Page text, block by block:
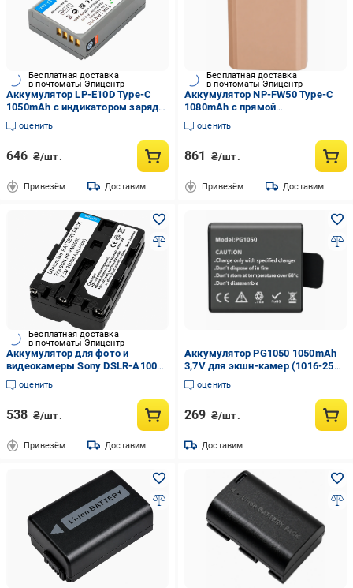
Бесплатная доставка
в почтоматы Эпицентр
Аккумулятор LP-E10D Type-C
1050mAh с индикатором заряда
(1015-982-00)
оценить
646 ₴/шт.
Привезём Доставим
Бесплатная доставка
в почтоматы Эпицентр
Аккумулятор NP-FW50 Type-C
1080mAh с прямой
индикаторной зарядкой (1015-
983-00)
оценить
861 ₴/шт.
Привезём Доставим
Бесплатная доставка
в почтоматы Эпицентр
Аккумулятор для фото и
видеокамеры Sony DSLR-A100
2000mAh (NP-FM500H)
оценить
538 ₴/шт.
Привезём Доставим
Аккумулятор PG1050 1050mAh
3,7V для экшн-камер (1016-258-
00)
оценить
269 ₴/шт.
Доставим